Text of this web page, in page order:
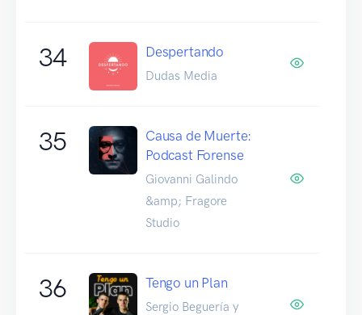
34 Despertando
Dudas Media
35
Causa de Muerte:
Podcast Forense
Giovanni Galindo
&amp; Fragore
Studio
36 Tengo un Plan
Sergio Beguería y